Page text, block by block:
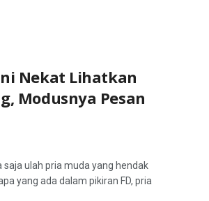
Nekat Lihatkan
Modusnya Pesan
saja ulah pria muda yang hendak
yang ada dalam pikiran FD, pria